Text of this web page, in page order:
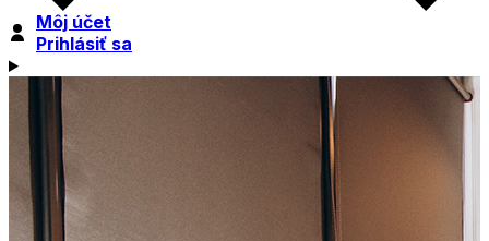
Môj účet
Prihlásiť sa